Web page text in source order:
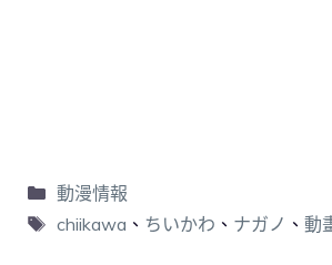
動漫情報
chiikawa 、 ちいかわ 、 ナガノ 、 動